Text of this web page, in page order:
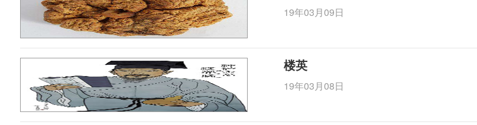
19年03月09日
楼英
19年03月08日